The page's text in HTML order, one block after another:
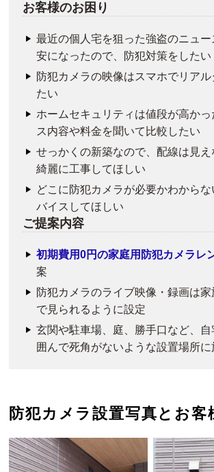
お客様のお困り
最近の個人宅を狙った強盗のニュー
安になったので、防犯対策をしたい
防犯カメラの映像はスマホでリア
たい
ホームセキュリティは値段が高か
ス内容や料金を聞いて比較したい
せっかくの新築なので、配線は見え
綺麗に工事してほしい
どこに防犯カメラが必要かわからな
バイスしてほしい
ご提案内容
初期費用0円の家庭用防犯カメラレ
案
防犯カメラのライブ映像・録画は
で見られるように設定
玄関や駐車場、庭、勝手口など、自
囲んで死角がないような設置場所に
防犯カメラ設置写真とお客